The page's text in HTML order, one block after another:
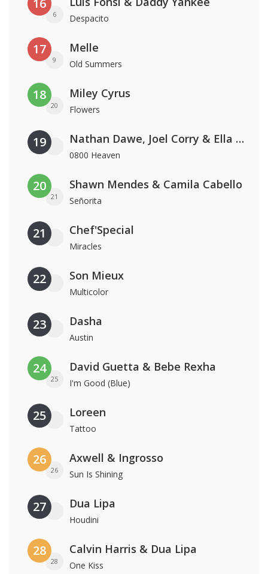
16
6 Despacito
17
9
Melle
Old Summers
18
20
Miley Cyrus
Flowers
19 Nathan Dawe, Joel Corry & Ella Henderson
0800 Heaven
20
21
Shawn Mendes & Camila Cabello
Señorita
21 Chef'Special
Miracles
22 Son Mieux
Multicolor
23 Dasha
Austin
24
25
David Guetta & Bebe Rexha
I'm Good (Blue)
25 Loreen
Tattoo
26
26
Axwell & Ingrosso
Sun Is Shining
27 Dua Lipa
Houdini
28
28
Calvin Harris & Dua Lipa
One Kiss